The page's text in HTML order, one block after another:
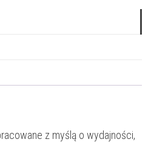
z myślą o wydajności,